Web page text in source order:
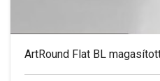
ArtRound Flat BL